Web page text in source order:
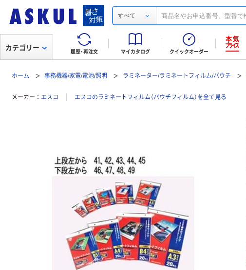
すべて
履歴・再注文 マイカタログ クイックオーダー
カテゴリー
ホーム 事務機器/家電/電池/照明 ラミネーター/ラミネートフィルム/パウチ
メーカー エスコ エスコのラミネートフィルム（パウチフィルム）を全て見る